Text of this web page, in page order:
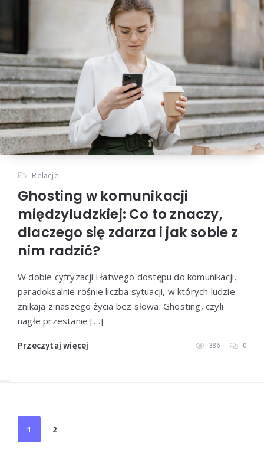
Relacje
Ghosting w komunikacji
międzyludzkiej: Co to znaczy,
dlaczego się zdarza i jak sobie z
nim radzić?
W dobie cyfryzacji i łatwego dostępu do komunikacji,
paradoksalnie rośnie liczba sytuacji, w których ludzie
znikają z naszego życia bez słowa. Ghosting, czyli
nagłe przestanie […]
Przeczytaj więcej 386 0
Stronicowanie
wpisów
1 2